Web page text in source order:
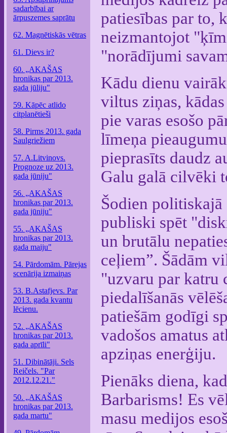
sadarbībai ar
ārpuszemes saprātu
62. Magnētiskās vētras
61. Dievs ir?
60. „AKAŠAS
hronikas par 2013.
gada jūliju"
59. Kāpēc atlido
citplanētieši
58. Pirms 2013. gada
Saulgriežiem
57. A.Litvinovs.
Prognoze uz 2013.
gada jūniju"
56. „AKAŠAS
hronikas par 2013.
gada jūniju"
55. „AKAŠAS
hronikas par 2013.
gada maiju"
54. Pārdomām. Pārejas
scenārija izmaiņas
53. B.Astafjevs. Par
2013. gada kvantu
lēcienu.
52. „AKAŠAS
hronikas par 2013.
gada aprīli"
51. Dibinātāji. Sels
Reičels. "Par
2012.12.21."
50. „AKAŠAS
hronikas par 2013.
gada martu"
patiesības par to,
neizmantojot
"norādījumi
Kādu dienu
viltus ziņas,
pie varas esošo
līmeņa
pieprasīts daudz
Galu galā cilvēki
Šodien politiskajā
publiski spēt
un brutālu
ceļiem”. Šādām
"uzvaru par katru
piedalīšanās
patiešām godīgi
vadošos amatus
apziņas enerģiju.
Pienāks diena,
Barbarisms! Es
masu medijos